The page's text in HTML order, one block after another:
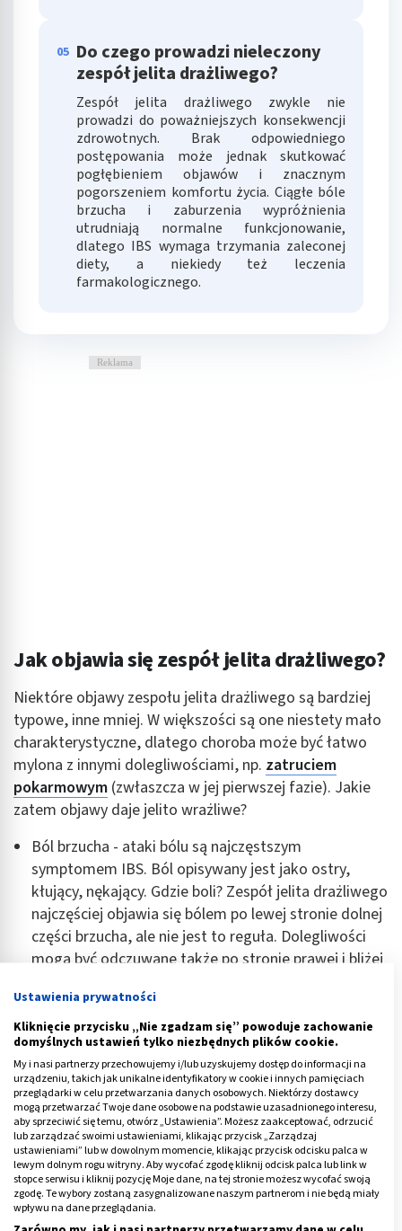
05 Do czego prowadzi nieleczony
zespół jelita drażliwego?
Zespół jelita drażliwego zwykle nie
prowadzi do poważniejszych konsekwencji
zdrowotnych. Brak odpowiedniego
postępowania może jednak skutkować
pogłębieniem objawów i znacznym
pogorszeniem komfortu życia. Ciągłe bóle
brzucha i zaburzenia wypróżnienia
utrudniają normalne funkcjonowanie,
dlatego IBS wymaga trzymania zaleconej
diety, a niekiedy też leczenia
farmakologicznego.
Reklama
Jak objawia się zespół jelita drażliwego?
Niektóre objawy zespołu jelita drażliwego są bardziej
typowe, inne mniej. W większości są one niestety mało
charakterystyczne, dlatego choroba może być łatwo
mylona z innymi dolegliwościami, np. zatruciem
pokarmowym (zwłaszcza w jej pierwszej fazie). Jakie
zatem objawy daje jelito wrażliwe?
Ból brzucha - ataki bólu są najczęstszym
symptomem IBS. Ból opisywany jest jako ostry,
kłujący, nękający. Gdzie boli? Zespół jelita drażliwego
najczęściej objawia się bólem po lewej stronie dolnej
części brzucha, ale nie jest to reguła. Dolegliwości
mogą być odczuwane także po stronie prawej i bliżej
Zaburzenia wypróżnienia - najczęściej są to biegunka
lub zaparcia. Mogą one również występować
naprzemiennie.
Zmieniony wygląd stolca - stolec przy zespole jelita
drażliwego może wyglądać inaczej, niż przed
rozwojem choroby. Zdarza się, że jest on żółty i
zawiera kawałki pokarmu, co wskazuje na zaburzenia
trawienia i wchłaniania. Bywa też cienki (tzw.stolec
ołówkowaty), o kształcie sznurka lub wstążki. W
stolcu może być zauważalny śluz, jednak pojawienie
Ustawienia prywatności
Kliknięcie przycisku „Nie zgadzam się” powoduje zachowanie
domyślnych ustawień tylko niezbędnych plików cookie.
My i nasi partnerzy przechowujemy i/lub uzyskujemy dostęp do informacji na
urządzeniu, takich jak unikalne identyfikatory w cookie i innych pamięciach
przeglądarki w celu przetwarzania danych osobowych. Niektórzy dostawcy
mogą przetwarzać Twoje dane osobowe na podstawie uzasadnionego interesu,
aby sprzeciwić się temu, otwórz „Ustawienia”. Możesz zaakceptować, odrzucić
lub zarządzać swoimi ustawieniami, klikając przycisk „Zarządzaj
ustawieniami” lub w dowolnym momencie, klikając przycisk odcisku palca w
lewym dolnym rogu witryny. Aby wycofać zgodę kliknij odcisk palca lub link w
stopce serwisu i kliknij pozycję Moje dane, na tej stronie możesz wycofać swoją
zgodę. Te wybory zostaną zasygnalizowane naszym partnerom i nie będą miały
wpływu na dane przeglądania.